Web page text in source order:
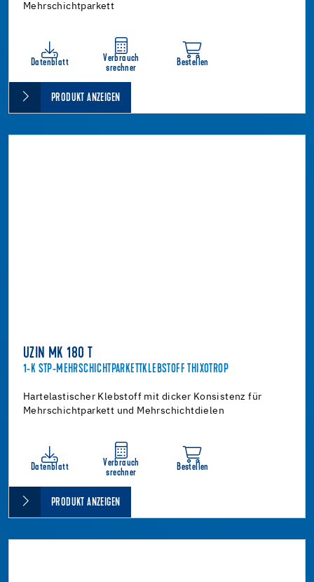
Mehrschichtparkett
Datenblatt
Verbrauch
srechner
Bestellen
PRODUKT ANZEIGEN
UZIN MK 180 T
1-K STP-MEHRSCHICHTPARKETTKLEBSTOFF THIXOTROP
Hartelastischer Klebstoff mit dicker Konsistenz für
Mehrschichtparkett und Mehrschichtdielen
Datenblatt
Verbrauch
srechner
Bestellen
PRODUKT ANZEIGEN